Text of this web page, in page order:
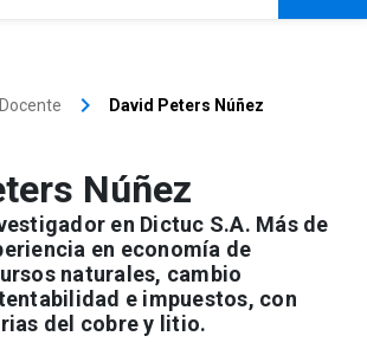
keyboard_arrow_right David Peters Núñez
Núñez
en Dictuc S.A. Más de
en economía de
naturales, cambio
e impuestos, con
del cobre y litio.